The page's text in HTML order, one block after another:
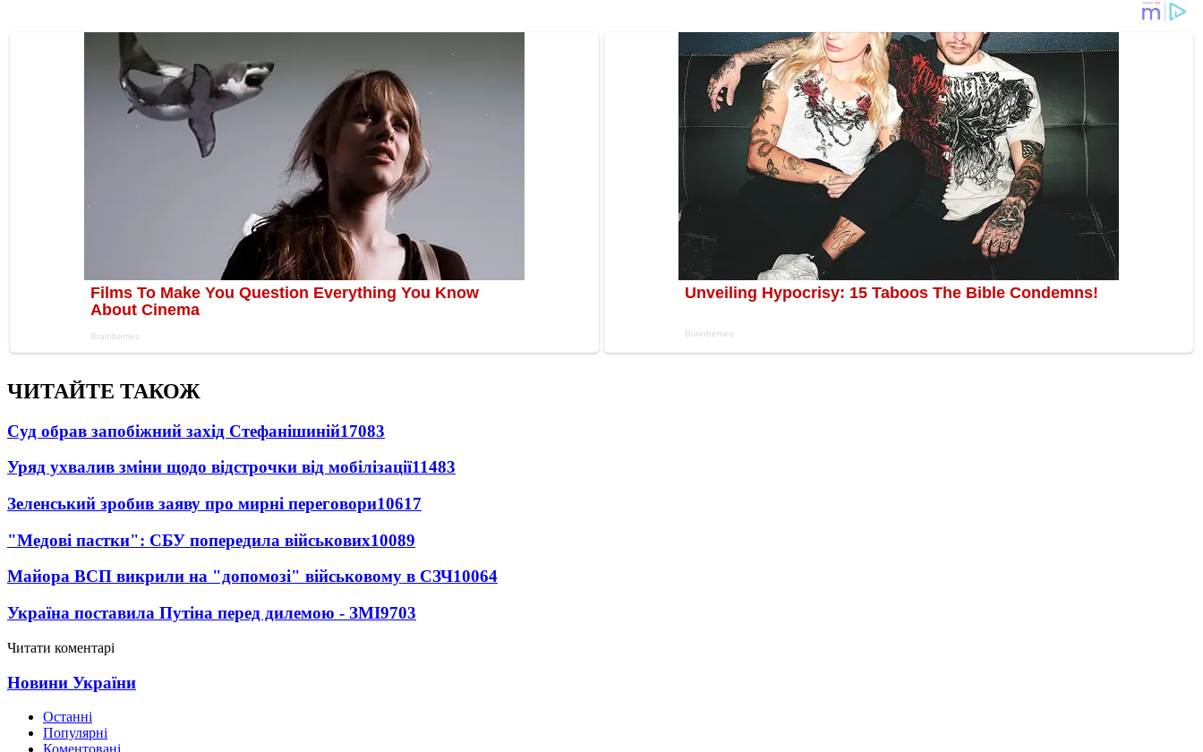
ЧИТАЙТЕ ТАКОЖ
Суд обрав запобіжний захід Стефанішиній17083
Уряд ухвалив зміни щодо відстрочки від мобілізації11483
Зеленський зробив заяву про мирні переговори10617
"Медові пастки": СБУ попередила військових10089
Майора ВСП викрили на "допомозі" військовому в СЗЧ10064
Україна поставила Путіна перед дилемою - ЗМІ9703
Читати коментарі
Новини України
Останні
Популярні